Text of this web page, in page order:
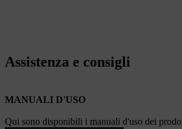
Assistenza e consigli
MANUALI D'USO
Qui sono disponibili i manuali d'uso dei